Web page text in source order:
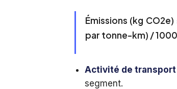
Émissions (kg
par tonne-km) / 1000
Activité de transport
segment.